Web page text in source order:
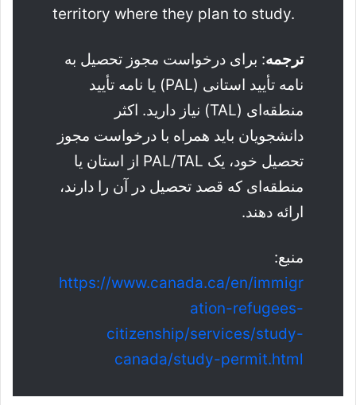
territory where they plan to study.
ترجمه: برای درخواست مجوز تحصیل به
نامه تأیید استانی (PAL) یا نامه تأیید
منطقه‌ای (TAL) نیاز دارید. اکثر
دانشجویان باید همراه با درخواست مجوز
تحصیل خود، یک PAL/TAL از استان یا
منطقه‌ای که قصد تحصیل در آن را دارند،
ارائه دهند.
منبع:
https://www.canada.ca/en/immigr
ation-refugees-
citizenship/services/study-
canada/study-permit.html